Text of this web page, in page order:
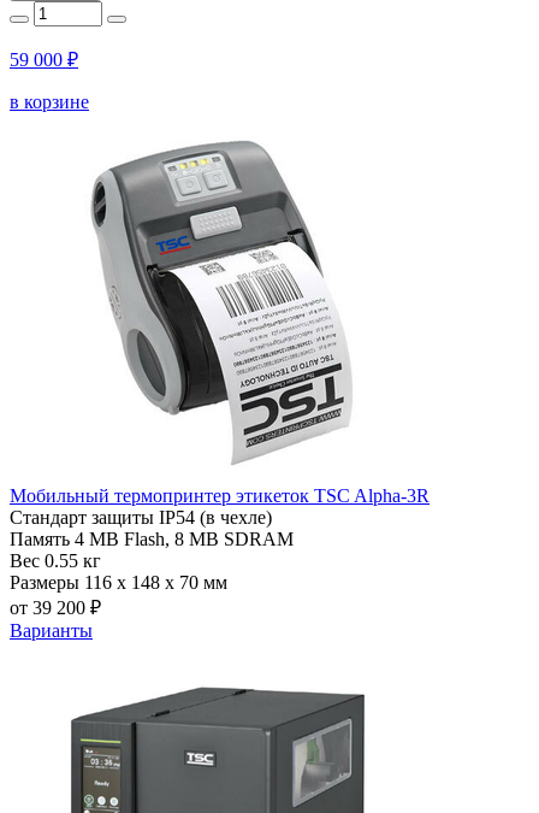
59 000 ₽
в корзине
Мобильный термопринтер этикеток TSC Alpha-3R
Стандарт защиты IP54 (в чехле)
Память 4 MB Flash, 8 MB SDRAM
Вес 0.55 кг
Размеры 116 x 148 x 70 мм
от 39 200 ₽
Варианты